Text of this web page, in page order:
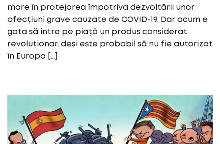
mare în protejarea împotriva dezvoltării unor
afecțiuni grave cauzate de COVID-19. Dar acum e
gata să intre pe piață un produs considerat
revoluționar, deși este probabil să nu fie autorizat
în Europa […]